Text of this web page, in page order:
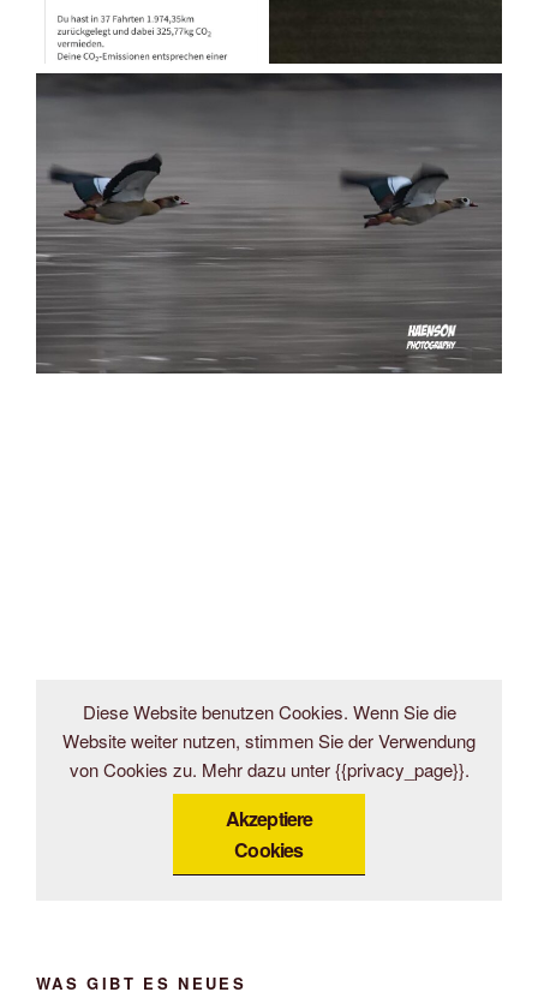
Diese Website benutzen Cookies. Wenn Sie die
Website weiter nutzen, stimmen Sie der Verwendung
von Cookies zu. Mehr dazu unter {{privacy_page}}.
Akzeptiere
Cookies
WAS GIBT ES NEUES